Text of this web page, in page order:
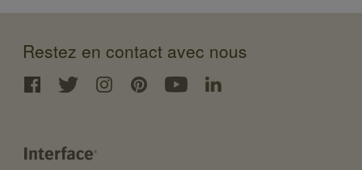
Restez en contact avec nous